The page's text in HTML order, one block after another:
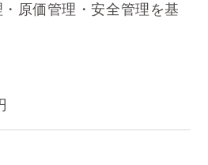
原価管理・安全管理を基